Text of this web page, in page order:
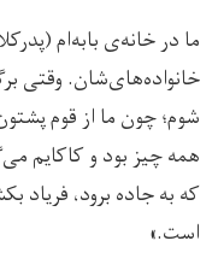
ما در خانه‌ی بابه‌ام
خانواده‌های‌شان. وقتی
شوم؛ چون ما از قوم
همه چیز بود و کاکایم
که به جاده برود، فریاد
است.»